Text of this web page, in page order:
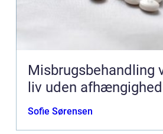
Misbrugsbehandling vejen til et
liv uden afhængighed
Sofie Sørensen